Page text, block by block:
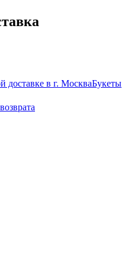
доставке в г. МоскваБукеты